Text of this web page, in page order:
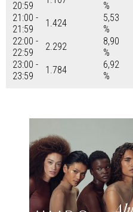
20:59
%
21:00 -
21:59
1.424
5,53
%
22:00 -
22:59
2.292
8,90
%
23:00 -
23:59
1.784
6,92
%